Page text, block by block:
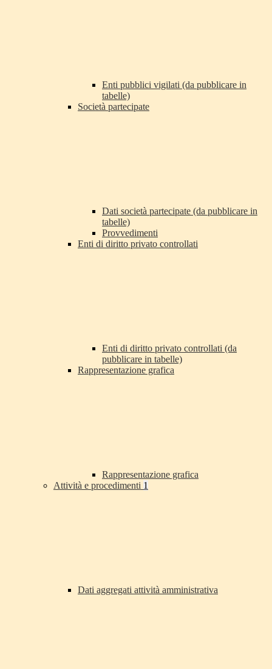
Enti pubblici vigilati (da pubblicare in
tabelle)
Società partecipate
Dati società partecipate (da pubblicare in
tabelle)
Provvedimenti
Enti di diritto privato controllati
Enti di diritto privato controllati (da
pubblicare in tabelle)
Rappresentazione grafica
Rappresentazione grafica
Attività e procedimenti 1
Dati aggregati attività amministrativa